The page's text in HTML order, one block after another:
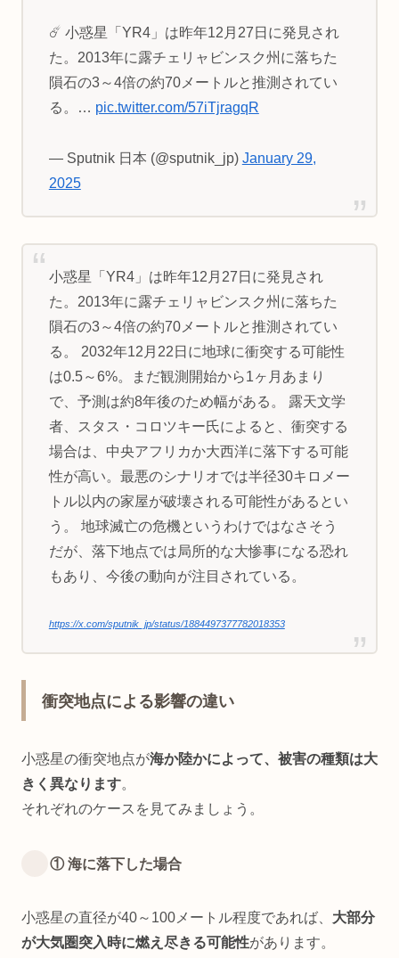
☄️ 小惑星「YR4」は昨年12月27日に発見され
た。2013年に露チェリャビンスク州に落ちた
隕石の3～4倍の約70メートルと推測されてい
る。… pic.twitter.com/57iTjragqR
— Sputnik 日本 (@sputnik_jp) January 29,
2025
小惑星「YR4」は昨年12月27日に発見され
た。2013年に露チェリャビンスク州に落ちた
隕石の3～4倍の約70メートルと推測されてい
る。 2032年12月22日に地球に衝突する可能性
は0.5～6%。まだ観測開始から1ヶ月あまり
で、予測は約8年後のため幅がある。 露天文学
者、スタス・コロツキー氏によると、衝突する
場合は、中央アフリカか大西洋に落下する可能
性が高い。最悪のシナリオでは半径30キロメー
トル以内の家屋が破壊される可能性があるとい
う。 地球滅亡の危機というわけではなさそう
だが、落下地点では局所的な大惨事になる恐れ
もあり、今後の動向が注目されている。
https://x.com/sputnik_jp/status/1884497377782018353
衝突地点による影響の違い
小惑星の衝突地点が海か陸かによって、被害の種類は大
きく異なります。
それぞれのケースを見てみましょう。
① 海に落下した場合
小惑星の直径が40～100メートル程度であれば、 大部分
が大気圏突入時に燃え尽きる可能性があります。